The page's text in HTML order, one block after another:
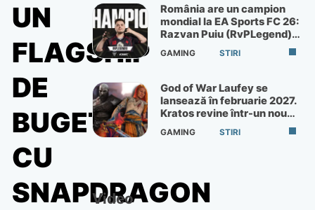
UN
FLAGSHIP
DE
BUGET
CU
SNAPDRAGON
România are un campion
mondial la EA Sports FC 26:
Razvan Puiu (RvPLegend)
câștigă turneul de la Paris
GAMING STIRI
God of War Laufey se
lansează în februarie 2027.
Kratos revine într-un nou
God of War
GAMING STIRI
Video